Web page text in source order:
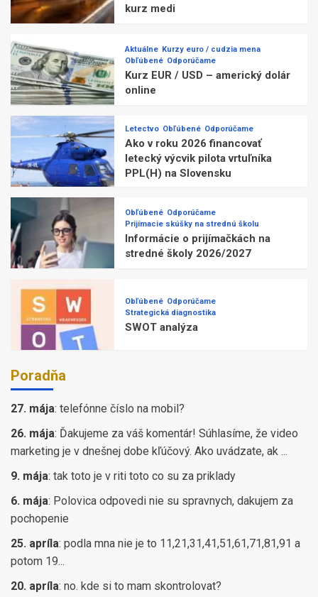
kurz medi
Aktuálne Kurzy euro / cudzia mena
Obľúbené Odporúčame
Kurz EUR / USD – americký dolár
online
Letectvo Obľúbené Odporúčame
Ako v roku 2026 financovať
letecký výcvik pilota vrtuľníka
PPL(H) na Slovensku
Obľúbené Odporúčame
Prijímacie skúšky na strednú školu
Informácie o prijímačkách na
stredné školy 2026/2027
Obľúbené Odporúčame
Strategická diagnostika
SWOT analýza
Poradňa
27. mája: telefónne číslo na mobil?
26. mája: Ďakujeme za váš komentár! Súhlasíme, že video
marketing je v dnešnej dobe kľúčový. Ako uvádzate, ak ...
9. mája: tak toto je v riti toto co su za priklady
6. mája: Polovica odpovedi nie su spravnych, dakujem za
pochopenie
25. apríla: podla mna nie je to 11,21,31,41,51,61,71,81,91 a
potom 19...
20. apríla: no. kde si to mam skontrolovat?